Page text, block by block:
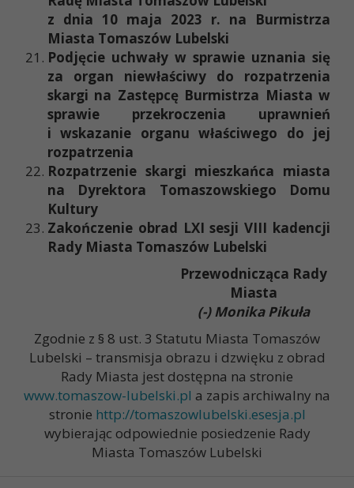
z dnia 10 maja 2023 r. na Burmistrza
Miasta Tomaszów Lubelski
Podjęcie uchwały w sprawie uznania się
za organ niewłaściwy do rozpatrzenia
skargi na Zastępcę Burmistrza Miasta w
sprawie przekroczenia uprawnień
i wskazanie organu właściwego do jej
rozpatrzenia
Rozpatrzenie skargi mieszkańca miasta
na Dyrektora Tomaszowskiego Domu
Kultury
Zakończenie obrad LXI sesji VIII kadencji
Rady Miasta Tomaszów Lubelski
Przewodnicząca Rady
Miasta
(-) Monika Pikuła
Zgodnie z § 8 ust. 3 Statutu Miasta Tomaszów
Lubelski – transmisja obrazu i dzwięku z obrad
Rady Miasta jest dostępna na stronie
www.tomaszow-lubelski.pl a zapis archiwalny na
stronie http://tomaszowlubelski.esesja.pl
wybierając odpowiednie posiedzenie Rady
Miasta Tomaszów Lubelski